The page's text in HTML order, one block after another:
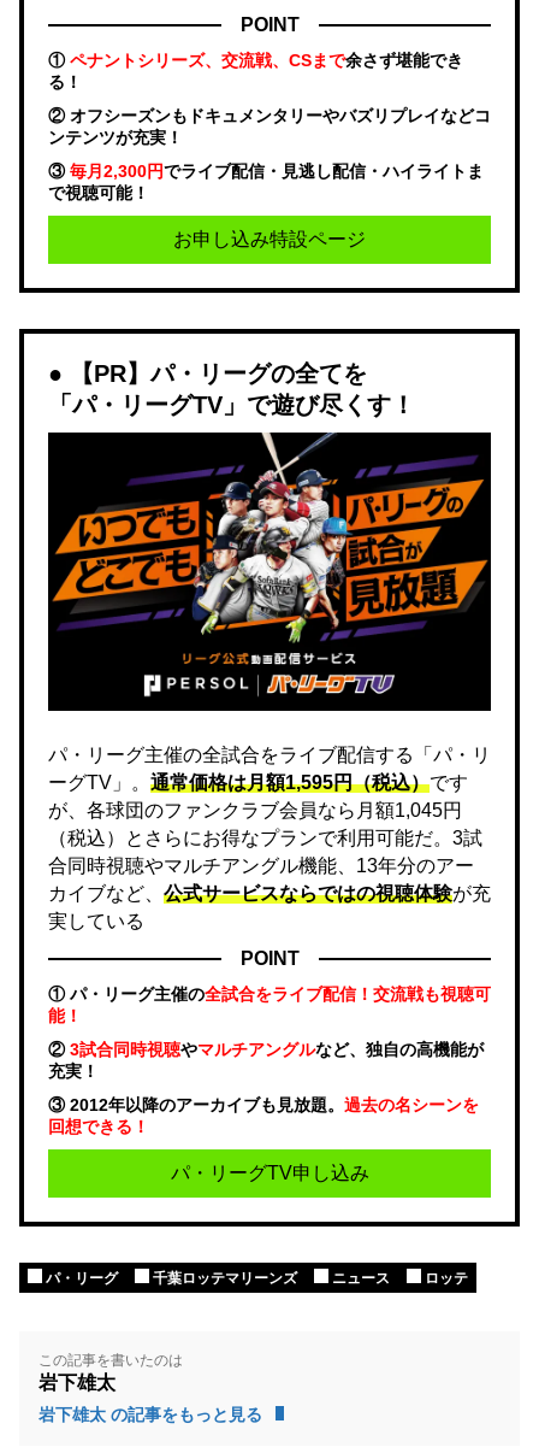
POINT
①ペナントシリーズ、交流戦、CSまで余さず堪能でき
る！
② オフシーズンもドキュメンタリーやバズリプレイなどコ
ンテンツが充実！
③毎月2,300円でライブ配信・見逃し配信・ハイライトま
で視聴可能！
お申し込み特設ページ
【PR】パ・リーグの全てを
「パ・リーグTV」で遊び尽くす！
パ・リーグ主催の全試合をライブ配信する「パ・リ
ーグTV」。 通常価格は月額1,595円（税込）です
が、各球団のファンクラブ会員なら月額1,045円
（税込）とさらにお得なプランで利用可能だ。3試
合同時視聴やマルチアングル機能、13年分のアー
カイブなど、 公式サービスならではの視聴体験が充
実している
POINT
① パ・リーグ主催の全試合をライブ配信！交流戦も視聴可
能！
②3試合同時視聴やマルチアングルなど、独自の高機能が
充実！
③ 2012年以降のアーカイブも見放題。 過去の名シーンを
回想できる！
パ・リーグTV申し込み
パ・リーグ 千葉ロッテマリーンズ ニュース ロッテ
この記事を書いたのは
岩下雄太
岩下雄太 の記事をもっと見る